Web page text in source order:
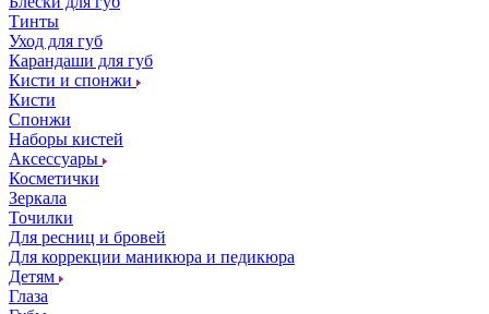
Тинты
Уход для губ
Карандаши для губ
Кисти и спонжи
Кисти
Спонжи
Наборы кистей
Аксессуары
Косметички
Зеркала
Точилки
Для ресниц и бровей
Для коррекции маникюра и педикюра
Детям
Глаза